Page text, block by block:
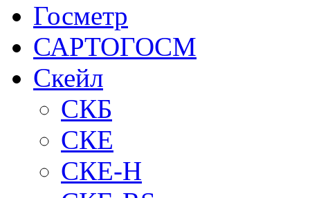
Госметр
САРТОГОСМ
Скейл
СКБ
СКЕ
СКЕ-H